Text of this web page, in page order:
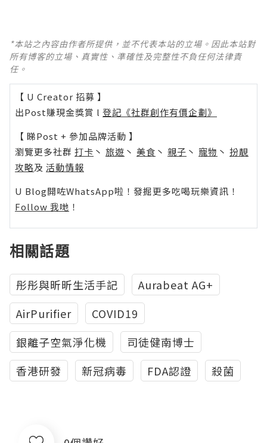
*本站之內容由作者所提供，並不代表本站的立場。因此本站對
所有博客的立場、真實性、準確性及完整性不負任何法律責
任。
【 U Creator 招募 】
出Post賺現金獎賞 l 登記《社群創作有價企劃》
【 睇Post + 參加品牌活動 】
瀏覽更多社群 打卡 丶 旅遊 丶 美食 丶 親子 丶 寵物 丶 扮靚
攻略及 活動情報
U Blog開咗WhatsApp啦！發掘更多吃喝玩樂資訊！
Follow 我哋 ！
相關話題
彤彤與昕昕生活手記
Aurabeat AG+
AirPurifier
COVID19
銀離子空氣淨化機
司徒健南博士
香港研發
新冠病毒 FDA認證 殺菌